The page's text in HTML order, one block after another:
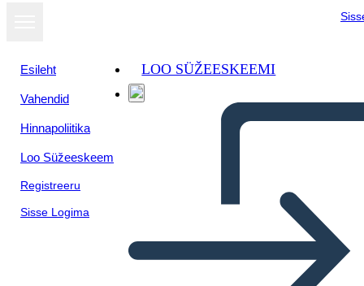
Esileht
Vahendid
Hinnapoliitika
Loo Süžeeskeem
Registreeru
Sisse Logima
LOO SÜŽEESKEEMI